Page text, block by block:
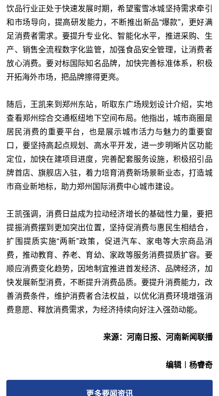
饮品行业正处于快速发展时期，希望蜜雪冰城坚持需求牵引
和市场导向，提高研发能力，不断推出新品“爆款”，更好满
足消费者需求。要提升专业化、智能化水平，推进采购、生
产、销售全流程数字化监管，加强食品安全管理，让消费者
放心消费。要对标国际知名品牌，加快完善标准体系，积极
开拓海外市场，把品牌擦得更亮。
随后，王凯来到郑州东站，听取东广场规划设计介绍，实地
查看郑州综合交通枢纽地下空间布局。他指出，城市商圈是
居民消费的重要平台，也是展示城市活力与魅力的重要窗
口，要坚持高起点规划、高水平开发，进一步明晰片区功能
定位，加快在建项目进度，完善配套服务设施，积极招引品
牌首店、旗舰店入驻，着力培育消费新场景新业态，打造城
市商业新地标，助力郑州国际消费中心城市建设。
王凯强调，消费日益成为拉动经济增长的基础性力量，要把
提振消费摆到更加突出位置，坚持促消费与惠民生相结合，
扩围提质实施“两新”政策，促进汽车、家电等大宗商品消
费，推动教育、养老、育幼、家政等服务消费提质扩容。要
顺应消费变化趋势，因地制宜推进首发经济、品牌经济，加
快发展新型消费，不断提升消费品质。要提升消费能力，改
善消费条件，维护消费者合法权益，以优化消费环境增强消
费意愿、释放消费需求，为经济持续向好注入强劲动能。
来源：河南日报、河南新闻联播
编辑︱杨睿奇
更多要闻资讯